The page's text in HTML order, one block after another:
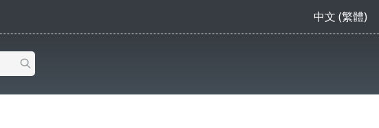
中文 (繁體)